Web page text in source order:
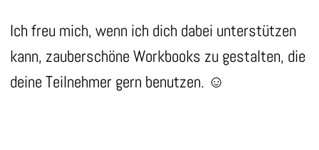
Ich freu mich, wenn ich dich dabei unterstützen
kann, zauberschöne Workbooks zu gestalten, die
deine Teilnehmer gern benutzen. ☺️